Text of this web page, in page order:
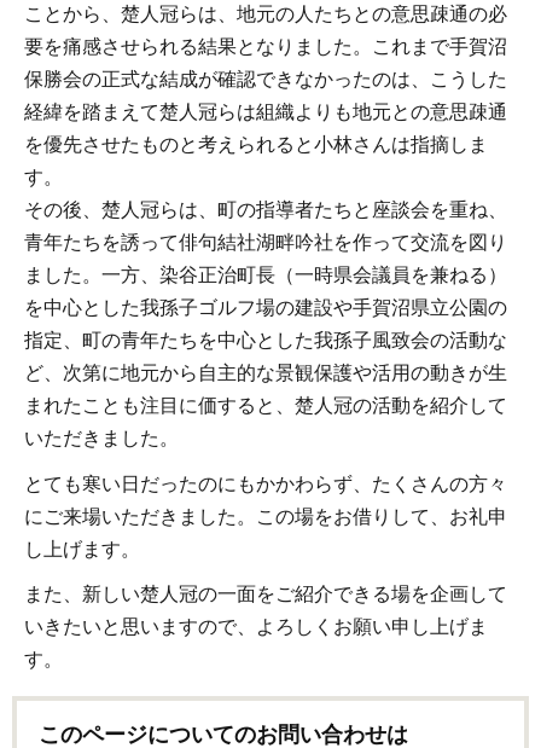
ことから、楚人冠らは、地元の人たちとの意思疎通の必
要を痛感させられる結果となりました。これまで手賀沼
保勝会の正式な結成が確認できなかったのは、こうした
経緯を踏まえて楚人冠らは組織よりも地元との意思疎通
を優先させたものと考えられると小林さんは指摘しま
す。
その後、楚人冠らは、町の指導者たちと座談会を重ね、
青年たちを誘って俳句結社湖畔吟社を作って交流を図り
ました。一方、染谷正治町長（一時県会議員を兼ねる）
を中心とした我孫子ゴルフ場の建設や手賀沼県立公園の
指定、町の青年たちを中心とした我孫子風致会の活動な
ど、次第に地元から自主的な景観保護や活用の動きが生
まれたことも注目に価すると、楚人冠の活動を紹介して
いただきました。
とても寒い日だったのにもかかわらず、たくさんの方々
にご来場いただきました。この場をお借りして、お礼申
し上げます。
また、新しい楚人冠の一面をご紹介できる場を企画して
いきたいと思いますので、よろしくお願い申し上げま
す。
このページについてのお問い合わせは